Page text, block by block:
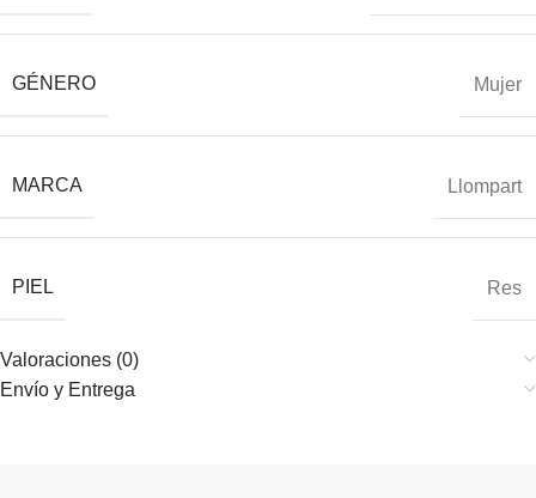
GÉNERO Mujer
MARCA Llompart
PIEL Res
Valoraciones (0)
Envío y Entrega